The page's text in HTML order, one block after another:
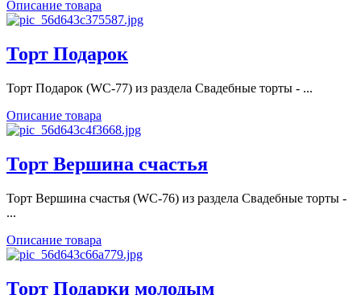
Описание товара
Торт Подарок
Торт Подарок (WC-77) из раздела Свадебные торты - ...
Описание товара
Торт Вершина счастья
Торт Вершина счастья (WC-76) из раздела Свадебные торты -
...
Описание товара
Торт Подарки молодым